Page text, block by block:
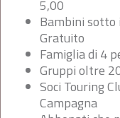
5,00
Bambini sotto
Gratuito
Famiglia
Gruppi oltre
Soci Touring
Campagna